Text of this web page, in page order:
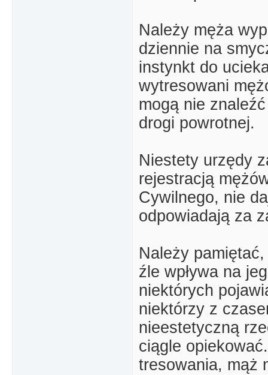
Należy męża
dziennie na
instynkt do
wytresowani
mogą nie
drogi powrotnej.
Niestety urzędy
rejestracją
Cywilnego, nie
odpowiadają za
Należy
źle wpływa na
niektórych
niektórzy z
nieestetyczną
ciągle
tresowania, mąż